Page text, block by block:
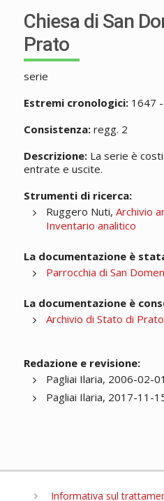
Chiesa di San
Prato
serie
Estremi cronologici:1647 -
Consistenza:regg. 2
Descrizione:La serie è
entrate e uscite.
Strumenti di ricerca:
Ruggero Nuti, Archivio
Inventario analitico
La documentazione è
Parrocchia di San
La documentazione è
Archivio di Stato di Prato
Redazione e revisione:
Pagliai Ilaria, 2006-02-
Pagliai Ilaria, 2017-11-
Informativa sul